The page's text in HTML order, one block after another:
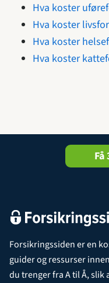
Hva koster
Hva koster
Hva koster
Hva koster
Forsikringssiden er en
guider og ressurser
du trenger fra A til Å, slik